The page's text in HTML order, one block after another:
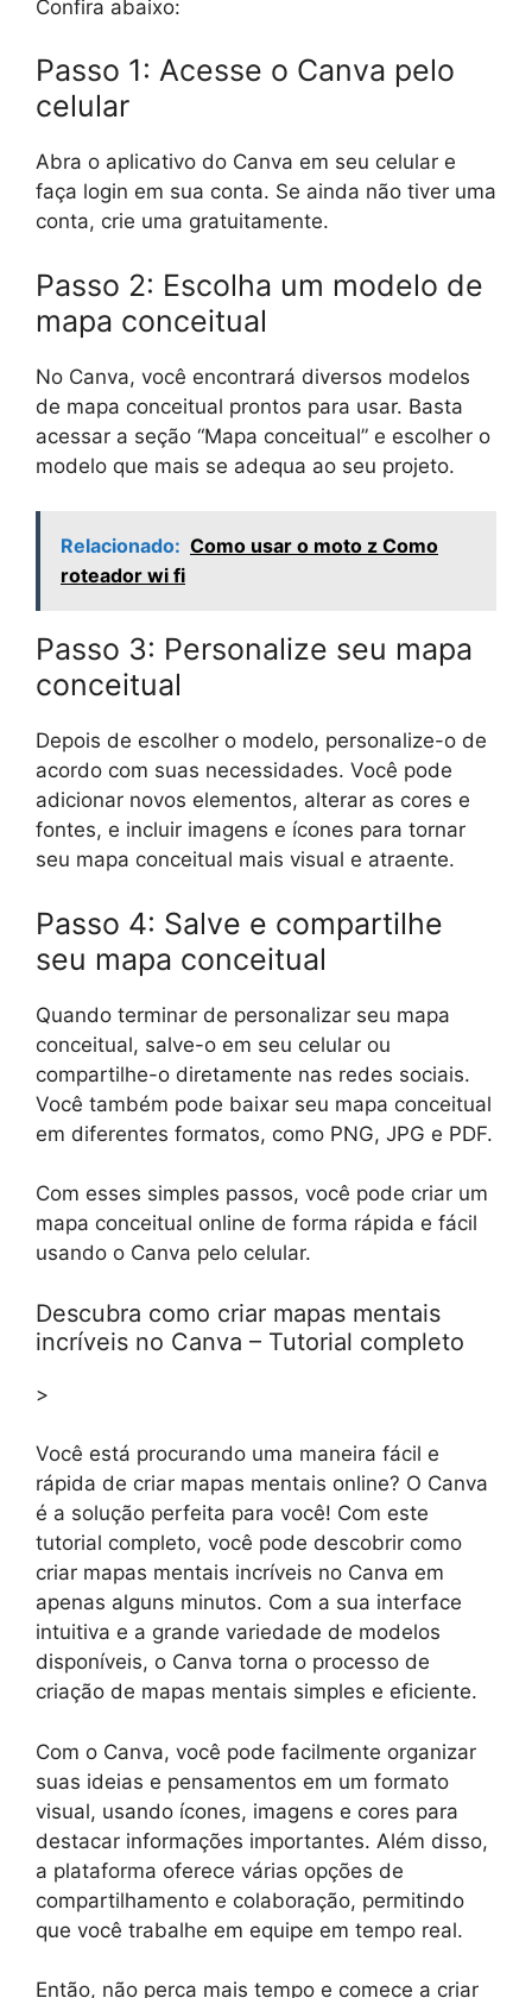
Confira abaixo:
Passo 1: Acesse o Canva pelo
celular
Abra o aplicativo do Canva em seu celular e
faça login em sua conta. Se ainda não tiver uma
conta, crie uma gratuitamente.
Passo 2: Escolha um modelo de
mapa conceitual
No Canva, você encontrará diversos modelos
de mapa conceitual prontos para usar. Basta
acessar a seção “Mapa conceitual” e escolher o
modelo que mais se adequa ao seu projeto.
Relacionado: Como usar o moto z Como
roteador wi fi
Passo 3: Personalize seu mapa
conceitual
Depois de escolher o modelo, personalize-o de
acordo com suas necessidades. Você pode
adicionar novos elementos, alterar as cores e
fontes, e incluir imagens e ícones para tornar
seu mapa conceitual mais visual e atraente.
Passo 4: Salve e compartilhe
seu mapa conceitual
Quando terminar de personalizar seu mapa
conceitual, salve-o em seu celular ou
compartilhe-o diretamente nas redes sociais.
Você também pode baixar seu mapa conceitual
em diferentes formatos, como PNG, JPG e PDF.
Com esses simples passos, você pode criar um
mapa conceitual online de forma rápida e fácil
usando o Canva pelo celular.
Descubra como criar mapas mentais
incríveis no Canva – Tutorial completo
>
Você está procurando uma maneira fácil e
rápida de criar mapas mentais online? O Canva
é a solução perfeita para você! Com este
tutorial completo, você pode descobrir como
criar mapas mentais incríveis no Canva em
apenas alguns minutos. Com a sua interface
intuitiva e a grande variedade de modelos
disponíveis, o Canva torna o processo de
criação de mapas mentais simples e eficiente.
Com o Canva, você pode facilmente organizar
suas ideias e pensamentos em um formato
visual, usando ícones, imagens e cores para
destacar informações importantes. Além disso,
a plataforma oferece várias opções de
compartilhamento e colaboração, permitindo
que você trabalhe em equipe em tempo real.
Então, não perca mais tempo e comece a criar